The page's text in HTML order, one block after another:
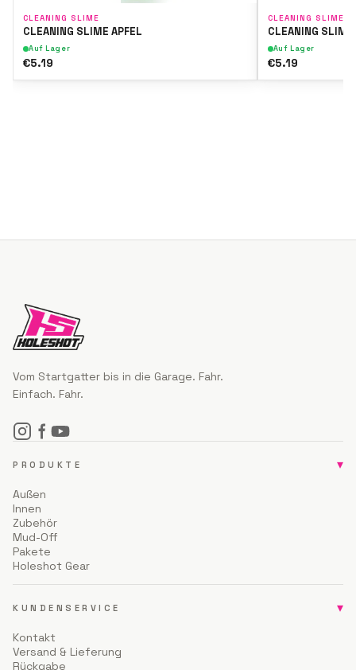
CLEANING SLIME
CLEANING SLIME APFEL
Auf Lager
€5.19
CLEANING SLIME
CLEANING SLIME
Auf Lager
€5.19
Vom Startgatter bis in die Garage. Fahr.
Einfach. Fahr.
PRODUKTE ▾
Außen
Innen
Zubehör
Mud-Off
Pakete
Holeshot Gear
KUNDENSERVICE ▾
Kontakt
Versand & Lieferung
Rückgabe